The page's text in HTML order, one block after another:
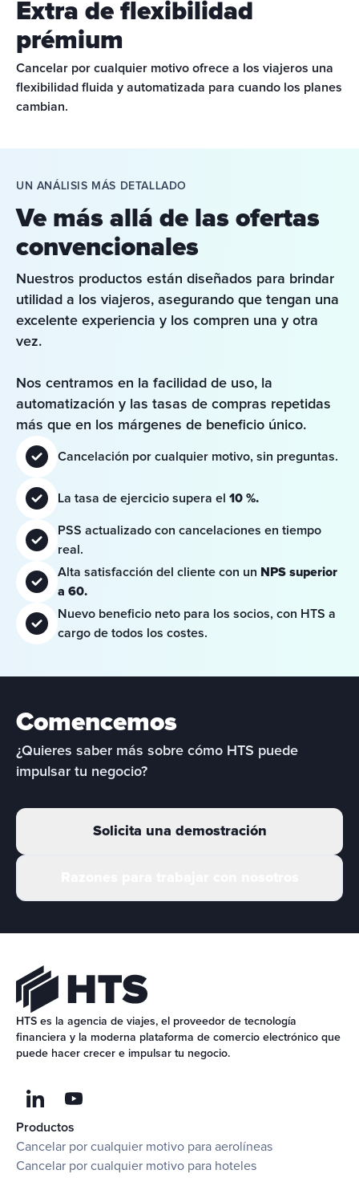
Extra de flexibilidad
prémium
Cancelar por cualquier motivo ofrece a los viajeros una
flexibilidad fluida y automatizada para cuando los planes
cambian.
UN ANÁLISIS MÁS DETALLADO
Ve más allá de las ofertas
convencionales
Nuestros productos están diseñados para brindar
utilidad a los viajeros, asegurando que tengan una
excelente experiencia y los compren una y otra
vez.
Nos centramos en la facilidad de uso, la
automatización y las tasas de compras repetidas
más que en los márgenes de beneficio único.
Cancelación por cualquier motivo, sin preguntas.
La tasa de ejercicio supera el 10 %.
PSS actualizado con cancelaciones en tiempo
real.
Alta satisfacción del cliente con un NPS superior
a 60.
Nuevo beneficio neto para los socios, con HTS a
cargo de todos los costes.
Comencemos
¿Quieres saber más sobre cómo HTS puede
impulsar tu negocio?
Solicita una demostración
HTS es la agencia de viajes, el proveedor de tecnología
financiera y la moderna plataforma de comercio electrónico que
puede hacer crecer e impulsar tu negocio.
Productos
Cancelar por cualquier motivo para aerolíneas
Cancelar por cualquier motivo para hoteles